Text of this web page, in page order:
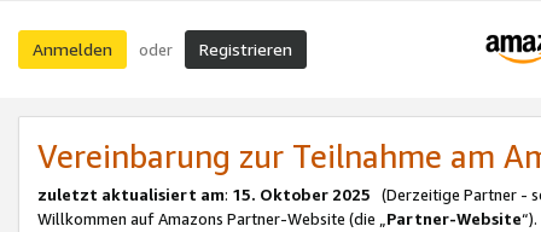
Anmelden oder Registrieren
Vereinbarung zur Teilnahme am
zuletzt aktualisiert am: 15. Oktober 2025 (Derzeitige Partner -
Willkommen auf Amazons Partner-Website (die „Partner-Website